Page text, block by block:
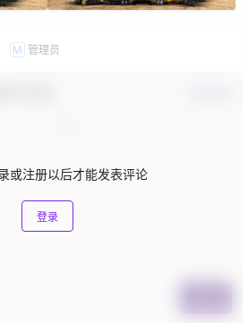
M 管理员
或注册以后才能发表评论
登录